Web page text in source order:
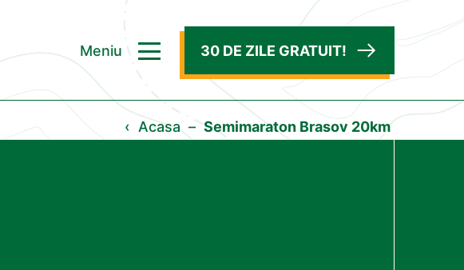
Meniu 30 DE ZILE GRATUIT!
‹ Acasa – Semimaraton Brasov 20km